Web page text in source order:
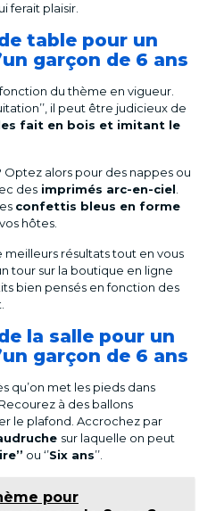
ferait plaisir.
table pour un
garçon de 6 ans
du thème en vigueur.
il peut être judicieux de
fait en bois et imitant le
alors pour des nappes ou
desimprimés arc-en-ciel.
confettis bleus en forme
hôtes.
meilleurs résultats tout en vous
tour sur la boutique en ligne
bien pensés en fonction des
la salle pour un
garçon de 6 ans
qu’on met les pieds dans
à des ballons
le plafond. Accrochez par
sur laquelle on peut
ou ‘’Six ans’’.
pour